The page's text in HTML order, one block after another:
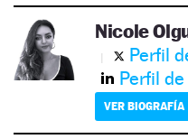
Nicole
Perfil
Perfil
VER BIOGRAFÍA